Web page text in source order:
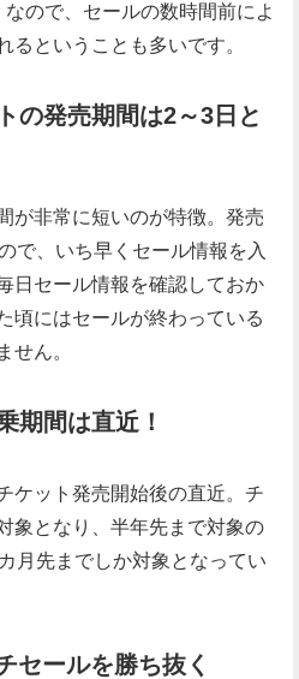
ので、セールの数時間前によ
るということも多いです。
の発売期間は2～3日と
が非常に短いのが特徴。発売
で、いち早くセール情報を入
日セール情報を確認しておか
頃にはセールが終わっている
せん。
期間は直近！
ケット発売開始後の直近。チ
象となり、半年先まで対象の
月先までしか対象となってい
セールを勝ち抜く